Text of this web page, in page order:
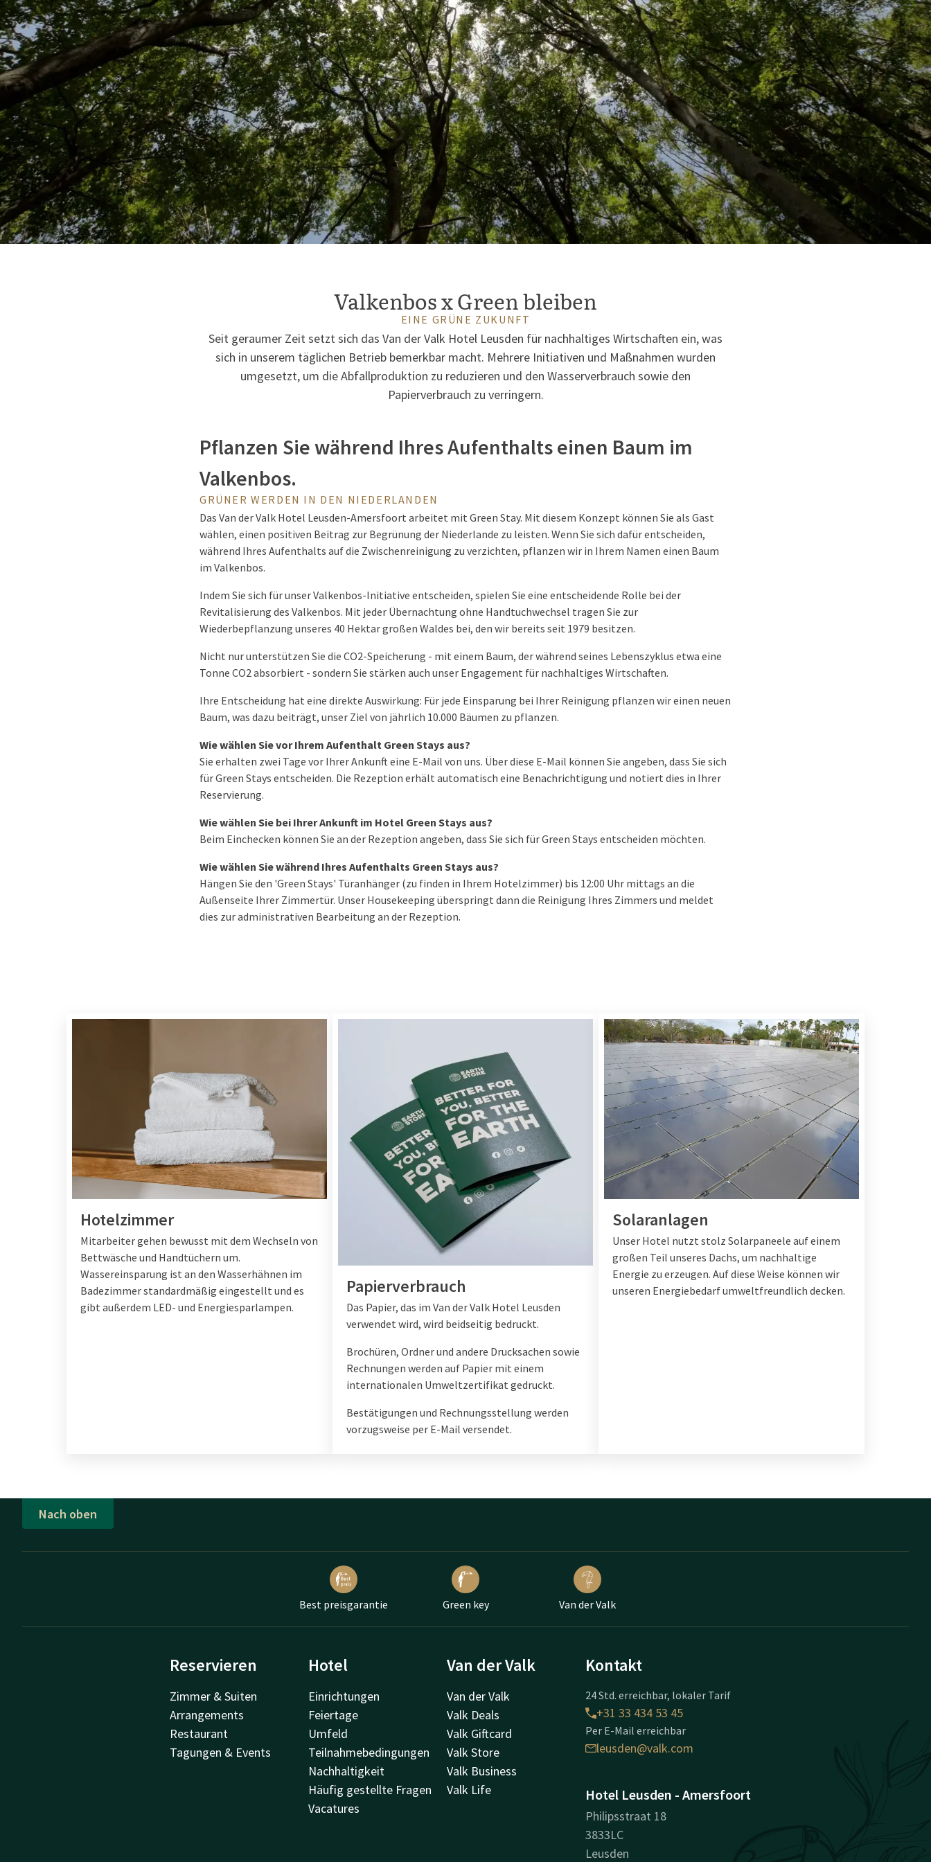
Valkenbos x Green bleiben
EINE GRÜNE ZUKUNFT
Seit geraumer Zeit setzt sich das Van der Valk Hotel Leusden für nachhaltiges Wirtschaften ein, was
sich in unserem täglichen Betrieb bemerkbar macht. Mehrere Initiativen und Maßnahmen wurden
umgesetzt, um die Abfallproduktion zu reduzieren und den Wasserverbrauch sowie den
Papierverbrauch zu verringern.
Pflanzen Sie während Ihres Aufenthalts einen Baum im
Valkenbos.
GRÜNER WERDEN IN DEN NIEDERLANDEN
Das Van der Valk Hotel Leusden-Amersfoort arbeitet mit Green Stay. Mit diesem Konzept können Sie als Gast
wählen, einen positiven Beitrag zur Begrünung der Niederlande zu leisten. Wenn Sie sich dafür entscheiden,
während Ihres Aufenthalts auf die Zwischenreinigung zu verzichten, pflanzen wir in Ihrem Namen einen Baum
im Valkenbos.
Indem Sie sich für unser Valkenbos-Initiative entscheiden, spielen Sie eine entscheidende Rolle bei der
Revitalisierung des Valkenbos. Mit jeder Übernachtung ohne Handtuchwechsel tragen Sie zur
Wiederbepflanzung unseres 40 Hektar großen Waldes bei, den wir bereits seit 1979 besitzen.
Nicht nur unterstützen Sie die CO2-Speicherung - mit einem Baum, der während seines Lebenszyklus etwa eine
Tonne CO2 absorbiert - sondern Sie stärken auch unser Engagement für nachhaltiges Wirtschaften.
Ihre Entscheidung hat eine direkte Auswirkung: Für jede Einsparung bei Ihrer Reinigung pflanzen wir einen neuen
Baum, was dazu beiträgt, unser Ziel von jährlich 10.000 Bäumen zu pflanzen.
Wie wählen Sie vor Ihrem Aufenthalt Green Stays aus?
Sie erhalten zwei Tage vor Ihrer Ankunft eine E-Mail von uns. Über diese E-Mail können Sie angeben, dass Sie sich
für Green Stays entscheiden. Die Rezeption erhält automatisch eine Benachrichtigung und notiert dies in Ihrer
Reservierung.
Wie wählen Sie bei Ihrer Ankunft im Hotel Green Stays aus?
Beim Einchecken können Sie an der Rezeption angeben, dass Sie sich für Green Stays entscheiden möchten.
Wie wählen Sie während Ihres Aufenthalts Green Stays aus?
Hängen Sie den 'Green Stays' Türanhänger (zu finden in Ihrem Hotelzimmer) bis 12:00 Uhr mittags an die
Außenseite Ihrer Zimmertür. Unser Housekeeping überspringt dann die Reinigung Ihres Zimmers und meldet
dies zur administrativen Bearbeitung an der Rezeption.
Hotelzimmer
Mitarbeiter gehen bewusst mit dem Wechseln von
Bettwäsche und Handtüchern um.
Wassereinsparung ist an den Wasserhähnen im
Badezimmer standardmäßig eingestellt und es
gibt außerdem LED- und Energiesparlampen.
Papierverbrauch
Das Papier, das im Van der Valk Hotel Leusden
verwendet wird, wird beidseitig bedruckt.
Brochüren, Ordner und andere Drucksachen sowie
Rechnungen werden auf Papier mit einem
internationalen Umweltzertifikat gedruckt.
Bestätigungen und Rechnungsstellung werden
vorzugsweise per E-Mail versendet.
Solaranlagen
Unser Hotel nutzt stolz Solarpaneele auf einem
großen Teil unseres Dachs, um nachhaltige
Energie zu erzeugen. Auf diese Weise können wir
unseren Energiebedarf umweltfreundlich decken.
Nach oben
Best preisgarantie Green key Van der Valk
Reservieren
Zimmer & Suiten
Arrangements
Restaurant
Tagungen & Events
Hotel
Einrichtungen
Feiertage
Umfeld
Teilnahmebedingungen
Nachhaltigkeit
Häufig gestellte Fragen
Vacatures
Van der Valk
Van der Valk
Valk Deals
Valk Giftcard
Valk Store
Valk Business
Valk Life
Kontakt
24 Std. erreichbar, lokaler Tarif
+31 33 434 53 45
Per E-Mail erreichbar
leusden@valk.com
Hotel Leusden - Amersfoort
Philipsstraat 18
3833LC
Leusden